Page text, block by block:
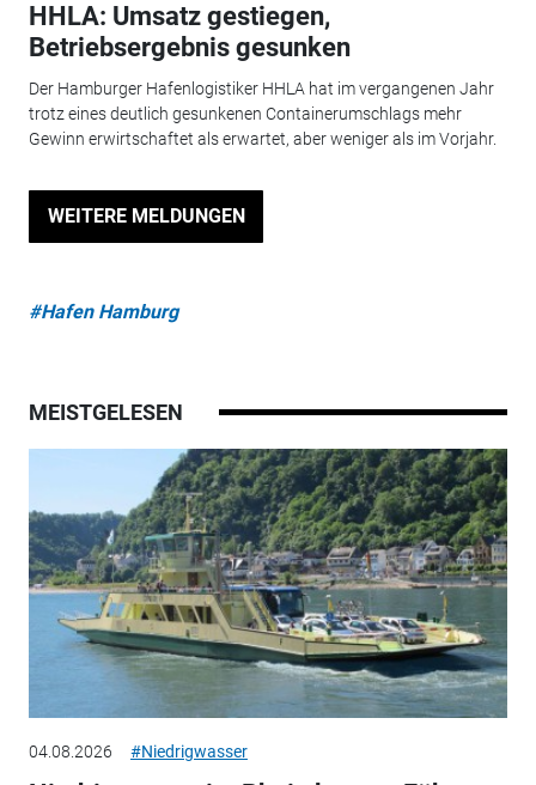
HHLA: Umsatz gestiegen,
Betriebsergebnis gesunken
Der Hamburger Hafenlogistiker HHLA hat im vergangenen Jahr
trotz eines deutlich gesunkenen Containerumschlags mehr
Gewinn erwirtschaftet als erwartet, aber weniger als im Vorjahr.
WEITERE MELDUNGEN
#Hafen Hamburg
MEISTGELESEN
04.08.2026 #Niedrigwasser